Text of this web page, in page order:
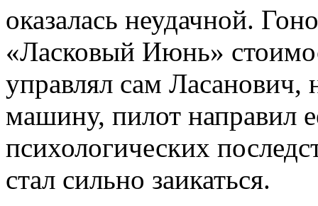
оказалась неудачной.
«Ласковый Июнь»
управлял сам Ласанович,
машину, пилот направил
психологических
стал сильно заикаться.